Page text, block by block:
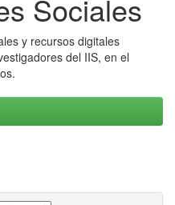
Sociales
y recursos digitales
del IIS, en el